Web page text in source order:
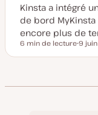
e
à
j
o
u
r
Kinsta a intégré
de bord
encore plus de
Temps de lecture
6 min de lecture
a
9